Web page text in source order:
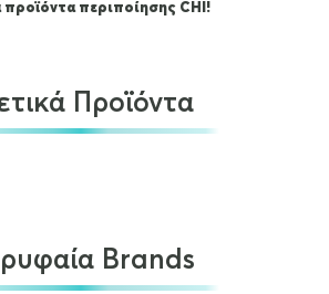
προϊόντα περιποίησης CΗΙ!
Προϊόντα
Brands